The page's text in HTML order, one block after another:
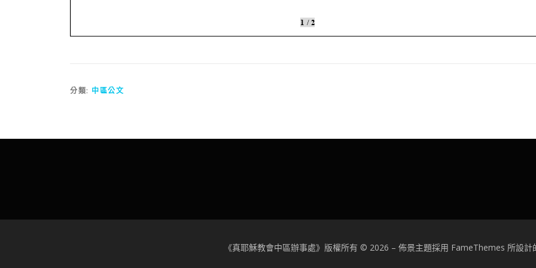
分類: 中區公文
《真耶穌教會中區辦事處》版權所有 © 2026 – 佈景主題採用 FameThemes 所設計